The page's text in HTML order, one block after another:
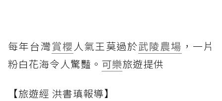
每年台灣賞櫻 人氣王莫過於武陵農場 ，一片
粉白花海令人驚豔。 可樂旅遊提供
【旅遊經 洪書瑱報導】